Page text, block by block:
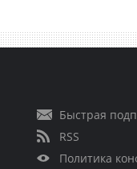
Быстрая
RSS
Политика